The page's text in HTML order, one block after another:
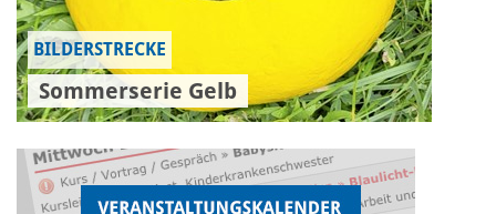
BILDERSTRECKE
Sommerserie Gelb